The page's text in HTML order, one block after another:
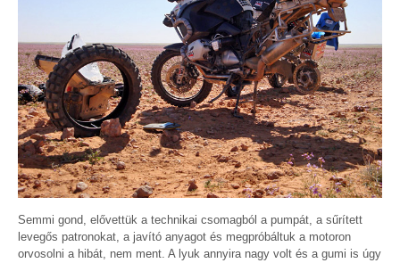
Semmi gond, elővettük a technikai csomagból a pumpát, a sűrített
levegős patronokat, a javító anyagot és megpróbáltuk a motoron
orvosolni a hibát, nem ment. A lyuk annyira nagy volt és a gumi is úgy